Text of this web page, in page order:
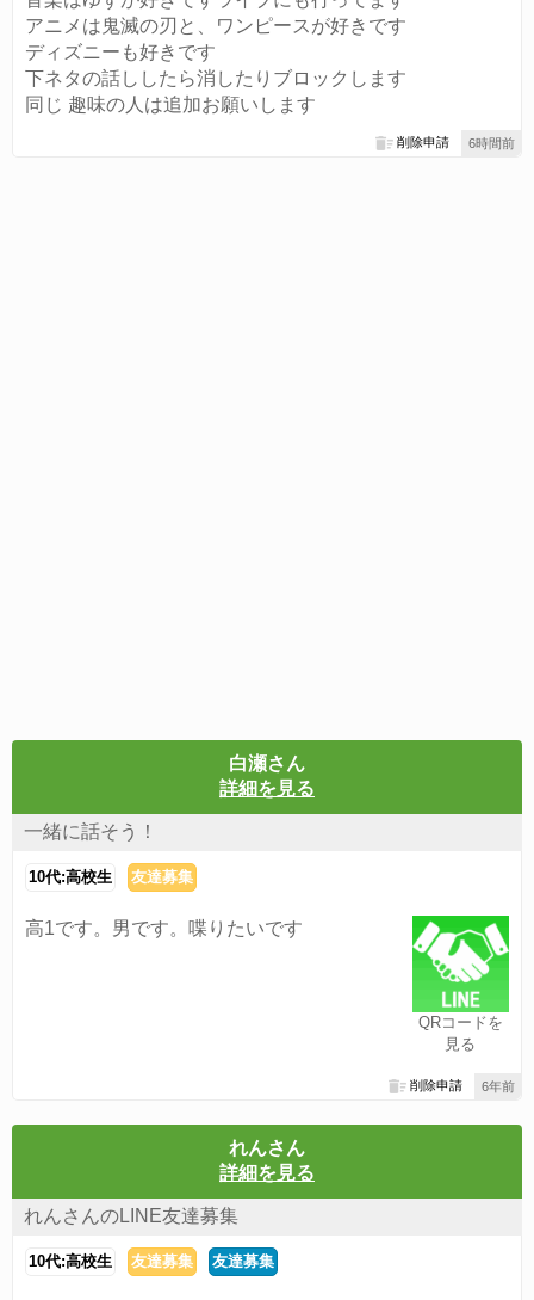
アニメは鬼滅の刃と、ワンピースが好きです
ディズニーも好きです
下ネタの話ししたら消したりブロックします
同じ 趣味の人は追加お願いします
6時間前
削除申請
白瀬さん
詳細を見る
一緒に話そう！
10代:高校生 友達募集
QRコードを
見る
高1です。男です。喋りたいです
6年前
削除申請
れんさん
詳細を見る
れんさんのLINE友達募集
10代:高校生 友達募集 友達募集